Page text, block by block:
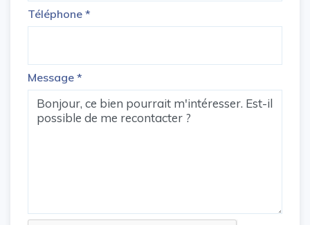
Téléphone *
Message *